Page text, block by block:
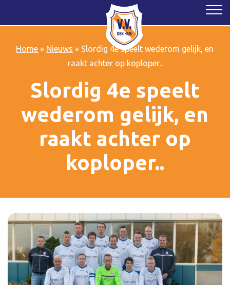
Home » Nieuws » Slordig 4e speelt wederom gelijk, en
raakt achter op koploper..
Slordig 4e speelt
wederom gelijk, en
raakt achter op
koploper..